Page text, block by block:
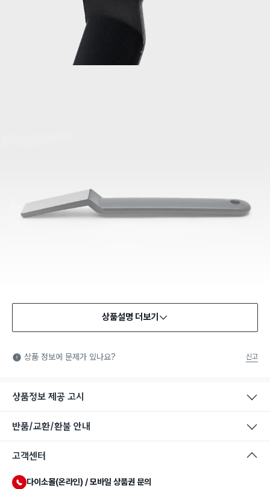
상품설명 더보기
상품 정보에 문제가 있나요? 신고
상품정보 제공 고시
반품/교환/환불 안내
고객센터
다이소몰(온라인) / 모바일 상품권 문의